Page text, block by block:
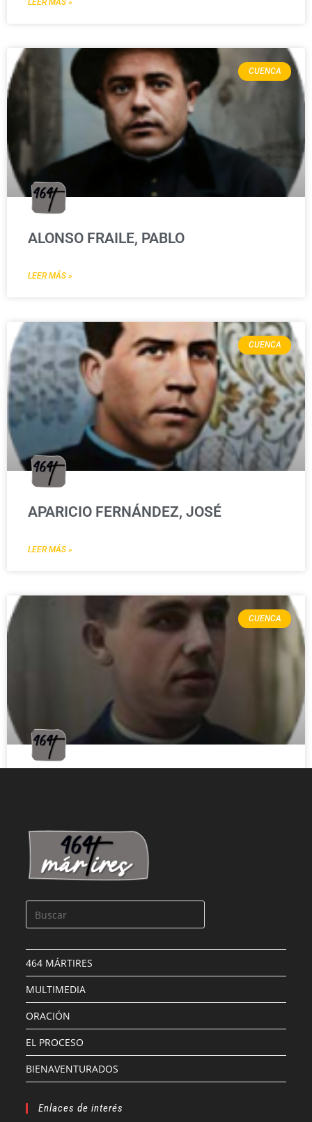
LEER MÁS »
CUENCA
ALONSO FRAILE, PABLO
LEER MÁS »
CUENCA
APARICIO FERNÁNDEZ, JOSÉ
LEER MÁS »
CUENCA
464 MÁRTIRES
MULTIMEDIA
ORACIÓN
EL PROCESO
BIENAVENTURADOS
Enlaces de interés